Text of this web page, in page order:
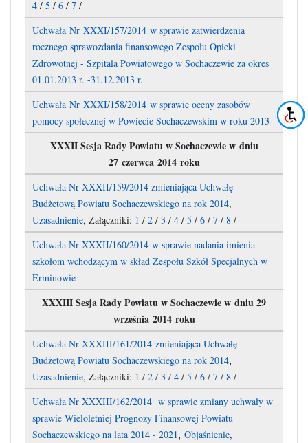
4 / 5 / 6 / 7 /
Uchwała Nr XXXI/157/2014 w sprawie zatwierdzenia
rocznego sprawozdania finansowego Zespołu Opieki
Zdrowotnej - Szpitala Powiatowego w Sochaczewie za okres
01.01.2013 r. -31.12.2013 r.
Uchwała Nr XXXI/158/2014 w sprawie oceny zasobów
pomocy społecznej w Powiecie Sochaczewskim w roku 2013
XXXII Sesja Rady Powiatu w Sochaczewie w dniu
27 czerwca 2014 roku
Uchwała Nr XXXII/159/2014 zmieniająca Uchwałę
Budżetową Powiatu Sochaczewskiego na rok 2014,
Uzasadnienie, Załączniki: 1 / 2 / 3 / 4 / 5 / 6 / 7 / 8 /
Uchwała Nr XXXII/160/2014 w sprawie nadania imienia
szkołom wchodzącym w skład Zespołu Szkół Specjalnych w
Erminowie
XXXIII Sesja Rady Powiatu w Sochaczewie w dniu 29
września 2014 roku
Uchwała Nr XXXIII/161/2014 zmieniająca Uchwałę
Budżetową Powiatu Sochaczewskiego na rok 2014,
Uzasadnienie, Załączniki: 1 / 2 / 3 / 4 / 5 / 6 / 7 / 8 /
Uchwała Nr XXXIII/162/2014 w sprawie zmiany uchwały w
sprawie Wieloletniej Prognozy Finansowej Powiatu
Sochaczewskiego na lata 2014 - 2021, Objaśnienie,